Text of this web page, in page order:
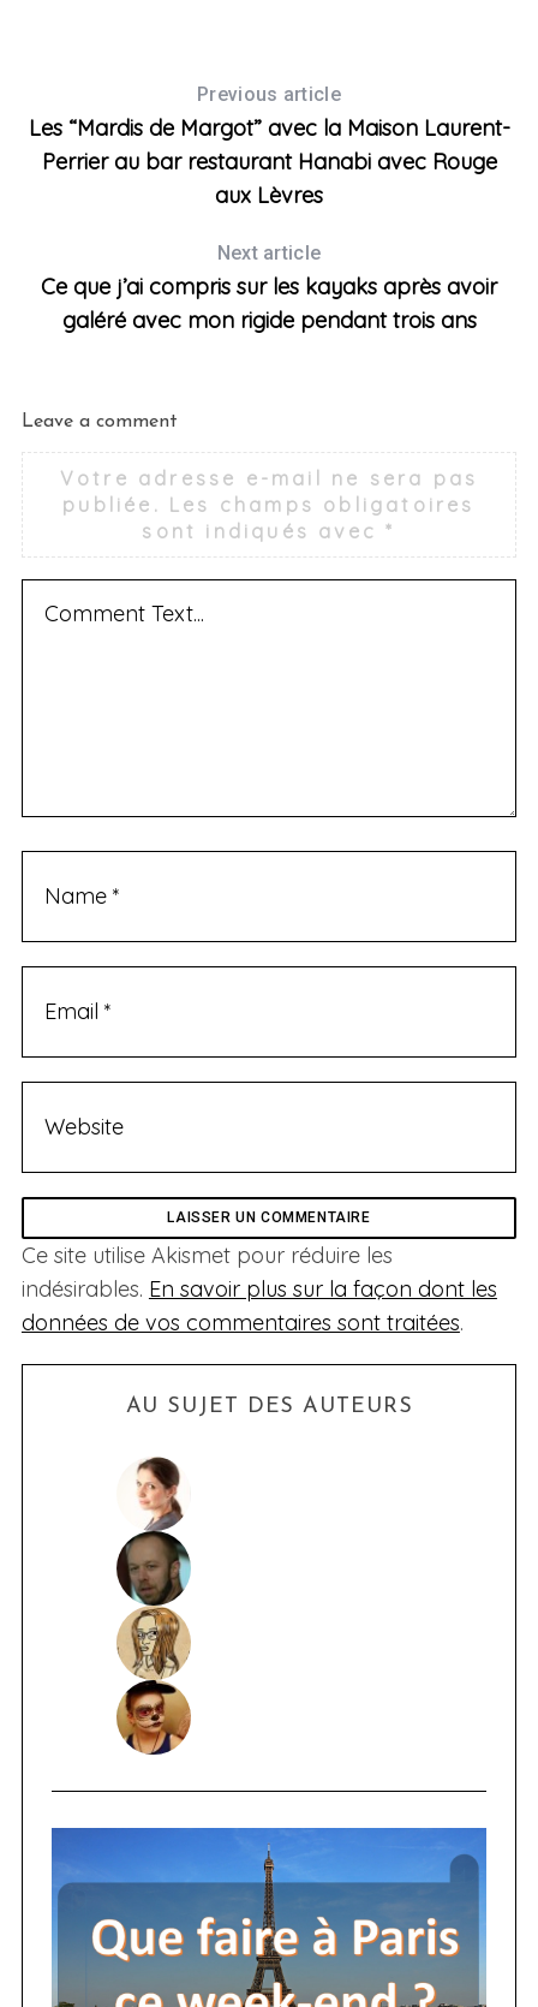
Previous article
Les “Mardis de Margot” avec la Maison Laurent-
Perrier au bar restaurant Hanabi avec Rouge
aux Lèvres
Next article
Ce que j’ai compris sur les kayaks après avoir
galéré avec mon rigide pendant trois ans
Leave a comment
Votre adresse e-mail ne sera pas
publiée. Les champs obligatoires
sont indiqués avec*
Ce site utilise Akismet pour réduire les
indésirables. En savoir plus sur la façon dont les
données de vos commentaires sont traitées.
AU SUJET DES AUTEURS
f
o
: